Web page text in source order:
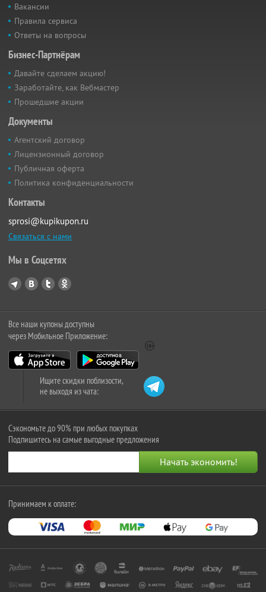
Вакансии
Правила сервиса
Ответы на вопросы
Бизнес-Партнёрам
Давайте сделаем акцию!
Заработайте, как Вебмастер
Прошедшие акции
Документы
Агентский договор
Лицензионный договор
Публичная оферта
Политика конфиденциальности
Контакты
sprosi@kupikupon.ru
Связаться с нами
Мы в Соцсетях
Все наши купоны доступны
через Мобильное Приложение:
Ищите скидки поблизости,
не выходя из чата:
Сэкономьте до 90% при любых покупках
Подпишитесь на самые выгодные предложения
Принимаем к оплате: